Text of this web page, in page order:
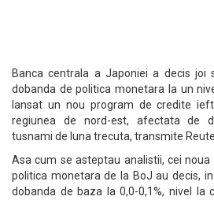
Banca centrala a Japoniei a decis joi
dobanda de politica monetara la un
lansat un nou program de credite
regiunea de nord-est, afectata de
tusnami de luna trecuta, transmite
Asa cum se asteptau analistii, cei
politica monetara de la BoJ au decis,
dobanda de baza la 0,0-0,1%, nivel la